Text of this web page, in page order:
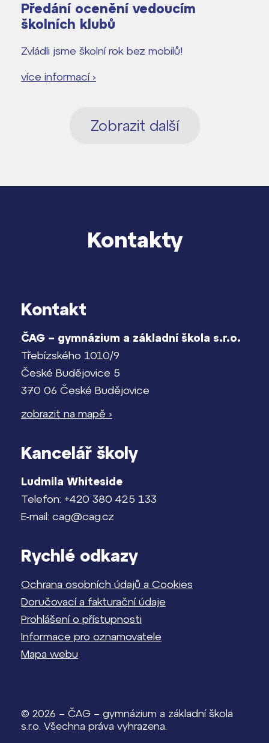
Předání ocenění vedoucím
školních klubů
Zvládli jsme školní rok bez mobilů!
více informací ›
Zobrazit další
Kontakty
Kontakt
ČAG – gymnázium a základní škola s.r.o.
Třebízského 1010/9
České Budějovice 5
370 06 České Budějovice
zobrazit na mapě ›
Kancelář školy
Ludmila Whiteside
Telefon: +420 380 425 133
E-mail: cag@cag.cz
Rychlé odkazy
Ochrana osobních údajů a Cookies
Doručovací a fakturační údaje
Prohlášení o přístupnosti
Informace pro oznamovatele
Mapa webu
© 2026 – ČAG – gymnázium a základní škola
s.r.o. Všechna práva vyhrazena.